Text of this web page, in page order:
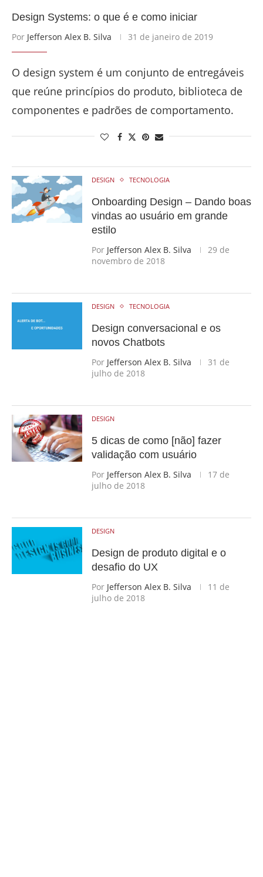
Design Systems: o que é e como iniciar
Por Jefferson Alex B. Silva 31 de janeiro de 2019
O design system é um conjunto de entregáveis
que reúne princípios do produto, biblioteca de
componentes e padrões de comportamento.
DESIGN TECNOLOGIA
Onboarding Design – Dando boas
vindas ao usuário em grande
estilo
Por Jefferson Alex B. Silva
29 de
novembro de 2018
DESIGN TECNOLOGIA
Design conversacional e os
novos Chatbots
Por Jefferson Alex B. Silva
31 de
julho de 2018
DESIGN
5 dicas de como [não] fazer
validação com usuário
Por Jefferson Alex B. Silva
17 de
julho de 2018
DESIGN
Design de produto digital e o
desafio do UX
Por Jefferson Alex B. Silva
11 de
julho de 2018